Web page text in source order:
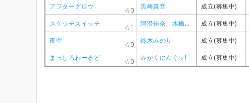
アフターグロウ
0 黒崎真音 成立(募集中)
スケッチスイッチ
1 阿澄佳奈、水橋かおり、新谷良子、後藤邑子 成立(募集中)
夜空
0 鈴木みのり 成立(募集中)
まっしろわーるど
0 みかくにんぐッ! 成立(募集中)
アフターグロウ
0 黒崎真音 成立(募集中)
スケッチスイッチ
1 阿澄佳奈、水橋かおり、新谷良子、後藤邑子 成立(募集中)
夜空
0 鈴木みのり 成立(募集中)
まっしろわーるど
0 みかくにんぐッ! 成立(募集中)
アフターグロウ
0 黒崎真音 成立(募集中)
スケッチスイッチ
1 阿澄佳奈、水橋かおり、新谷良子、後藤邑子 成立(募集中)
夜空
0 鈴木みのり 成立(募集中)
まっしろわーるど
0 みかくにんぐッ! 成立(募集中)
アフターグロウ
0 黒崎真音 成立(募集中)
スケッチスイッチ
1 阿澄佳奈、水橋かおり、新谷良子、後藤邑子 成立(募集中)
夜空
0 鈴木みのり 成立(募集中)
まっしろわーるど
0 みかくにんぐッ! 成立(募集中)